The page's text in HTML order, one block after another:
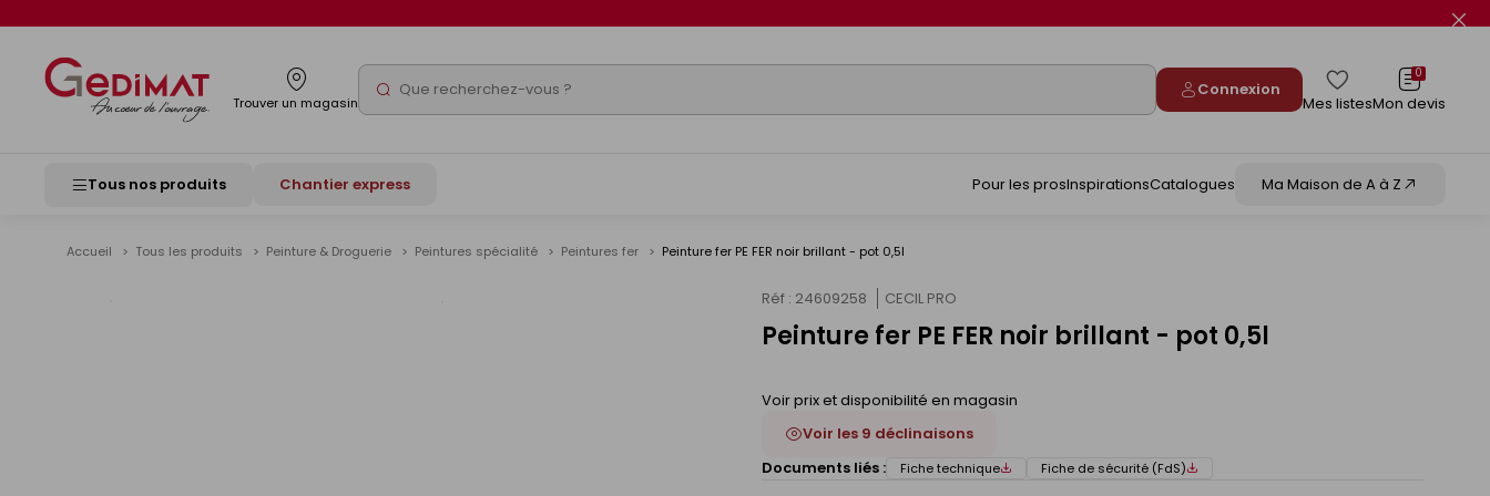
Trouver un magasin Rechercher Connexion
Mes listes
0
Mon devis
Tous nos produits Chantier express Pour les prosInspirationsCatalogues Ma Maison de A à Z
Accueil Tous les produits Peinture & Droguerie Peintures spécialité Peintures fer Peinture fer PE FER noir brillant - pot 0,5l
Réf : 24609258 CECIL PRO
Peinture fer PE FER noir brillant - pot 0,5l
Voir prix et disponibilité en magasin
Voir les 9 déclinaisons
Documents liés :
Fiche technique Fiche de sécurité (FdS)